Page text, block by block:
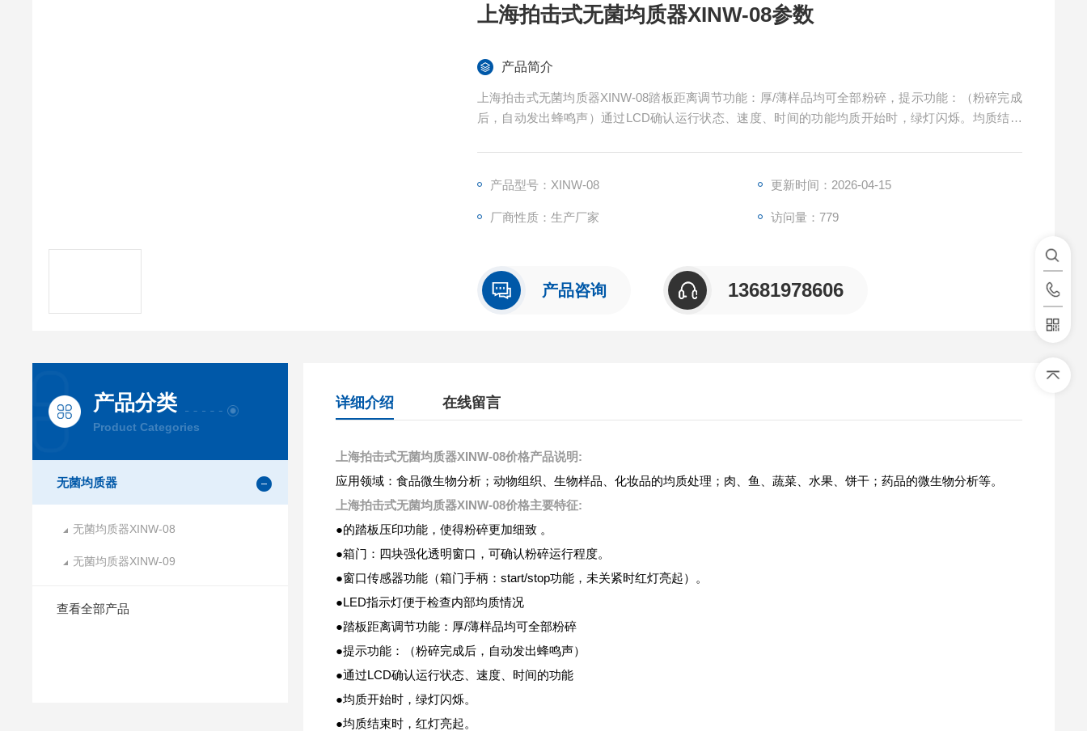
上海拍击式无菌均质器XINW-08参数
产品简介
上海拍击式无菌均质器XINW-08踏板距离调节功能：厚/薄样品均可全部粉碎，提示功能：（粉碎完成
后，自动发出蜂鸣声）通过LCD确认运行状态、速度、时间的功能均质开始时，绿灯闪烁。均质结束
产品型号：XINW-08 更新时间：2026-04-15
厂商性质：生产厂家 访问量：779
产品咨询 13681978606
产品分类
Product Categories
无菌均质器
无菌均质器XINW-08
无菌均质器XINW-09
查看全部产品
详细介绍 在线留言
上海拍击式无菌均质器XINW-08价格产品说明:
应用领域：食品微生物分析；动物组织、生物样品、化妆品的均质处理；肉、鱼、蔬菜、水果、饼干；药品的微生物分析等。
上海拍击式无菌均质器XINW-08价格主要特征:
●的踏板压印功能，使得粉碎更加细致 。
●箱门：四块强化透明窗口，可确认粉碎运行程度。
●窗口传感器功能（箱门手柄：start/stop功能，未关紧时红灯亮起）。
●LED指示灯便于检查内部均质情况
●踏板距离调节功能：厚/薄样品均可全部粉碎
●提示功能：（粉碎完成后，自动发出蜂鸣声）
●通过LCD确认运行状态、速度、时间的功能
●均质开始时，绿灯闪烁。
●均质结束时，红灯亮起。